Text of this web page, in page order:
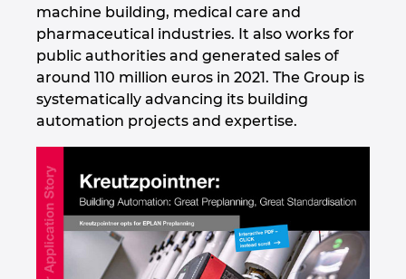
machine building, medical care and
pharmaceutical industries. It also works for
public authorities and generated sales of
around 110 million euros in 2021. The Group is
systematically advancing its building
automation projects and expertise.